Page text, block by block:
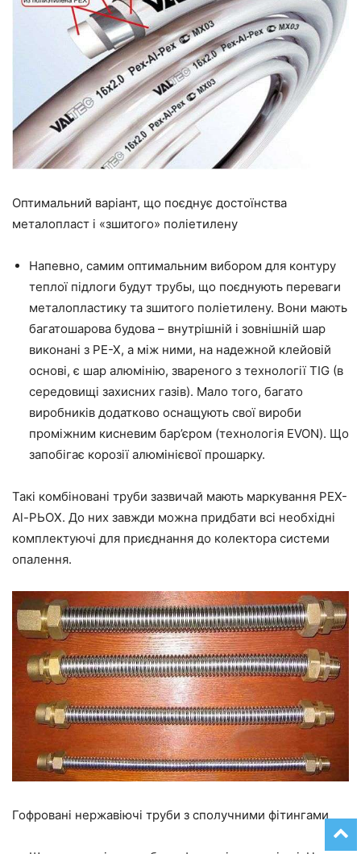
Оптимальний варіант, що поєднує достоїнства
металопласт і «зшитого» поліетилену
Напевно, самим оптимальним вибором для контуру
теплої підлоги будут трубы, що поєднують переваги
металопластику та зшитого поліетилену. Вони мають
багатошарова будова – внутрішній і зовнішній шар
виконані з РЕ-Х, а між ними, на надежной клейовій
основі, є шар алюмінію, звареного з технології ТIG (в
середовищі захисних газів). Мало того, багато
виробників додатково оснащують свої вироби
проміжним кисневим бар’єром (технологія ЕVON). Що
запобігає корозії алюмінієвої прошарку.
Такі комбіновані труби зазвичай мають маркування РЕХ-
Аl-РЬОХ. До них завжди можна придбати всі необхідні
комплектуючі для приєднання до колектора системи
опалення.
Гофровані нержавіючі труби з сполучними фітингами